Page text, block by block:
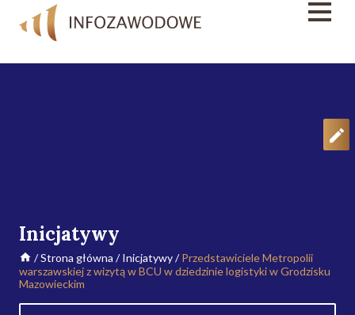
Inicjatywy
/Strona główna /Inicjatywy/Przedstawiciele Metropolii
warszawskiej z wizytą w BCU w dziedzinie logistyki w Grodzisku
Mazowieckim